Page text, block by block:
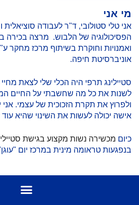
מי אני
אני טלי סטולובי, ד"ר לעבודה
הפסיכולוגיה של הלבוש. מרצה בכירה
ואמנויות וחוקרת בשיתוף מרכז מחקר
אוניברסיטת חיפה.
סטיילינג תרפי היה הכלי שלי לצאת
לשנות את כל מה שחשבתי על החיים
ולפרוץ את תקרת הזכוכית של עצמי. אני
אישה יכולה לעשות את השינוי שהיא עוד
כיום מכשירה נשות מקצוע בגישת
בנפגעות טראומה מינית במרכז יום